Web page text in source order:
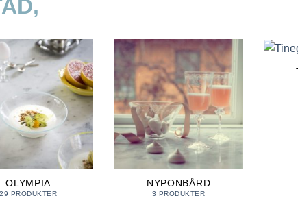
OLYMPIA
29 PRODUKTER
NYPONBÅRD
3 PRODUKTER